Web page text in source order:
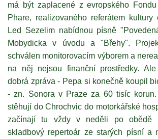
má být zaplacené z evropského
Phare, realizovaného referátem kultury
Led Sezelim nabídnou písně
Mobydicka v úvodu a "Břehy".
schválen monitorovacím výborem a
na něj nejsou finanční prostředky.
dobrá zpráva - Pepa si konečně koupil
- zn. Sonora v Praze za 60 tisíc
stěhují do Chrochvic do motorkářské
začínají tu vždy v neděli po obědě
skladbový repertoár ze starých písní a